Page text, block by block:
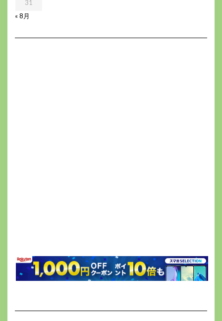
31
« 8月